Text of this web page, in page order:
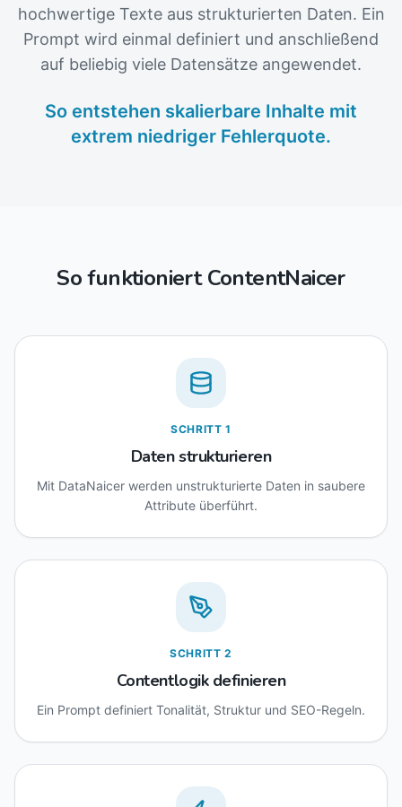
hochwertige Texte aus strukturierten Daten. Ein
Prompt wird einmal definiert und anschließend
auf beliebig viele Datensätze angewendet.
So entstehen skalierbare Inhalte mit
extrem niedriger Fehlerquote.
So funktioniert ContentNaicer
SCHRITT 1
Daten strukturieren
Mit DataNaicer werden unstrukturierte Daten in saubere
Attribute überführt.
SCHRITT 2
Contentlogik definieren
Ein Prompt definiert Tonalität, Struktur und SEO-Regeln.